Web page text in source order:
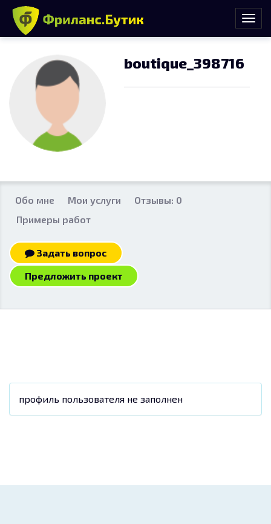
boutique_398716
Обо мне Мои услуги
Отзывы: 0
Примеры работ
Задать вопрос
Предложить проект
профиль пользователя не заполнен